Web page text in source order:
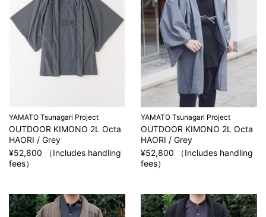
YAMATO Tsunagari Project
OUTDOOR KIMONO 2L Octa
HAORI / Grey
¥52,800 （Includes handling
fees）
YAMATO Tsunagari Project
OUTDOOR KIMONO 2L Octa
HAORI / Grey
¥52,800 （Includes handling
fees）